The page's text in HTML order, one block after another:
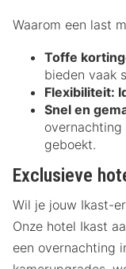
Waarom een last
Toffe
bieden vaak
Flexibiliteit:
Snel en
overnachting
geboekt.
Exclusieve
Wil je jouw Ikast-
Onze hotel Ikast
een overnachting